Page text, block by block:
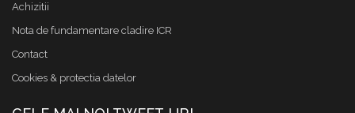
Achizitii
Nota de fundamentare cladire ICR
Contact
Cookies & protectia datelor